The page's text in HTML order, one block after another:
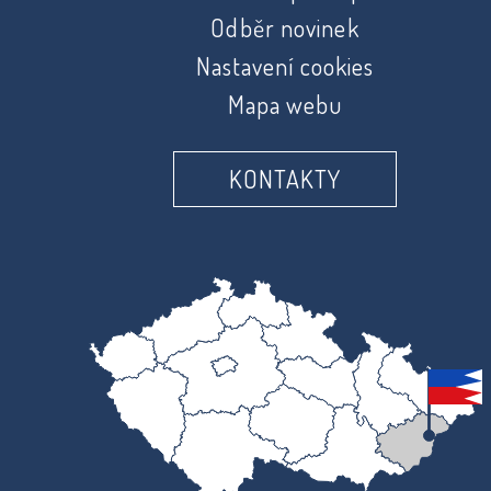
Odběr novinek
Nastavení cookies
Mapa webu
KONTAKTY